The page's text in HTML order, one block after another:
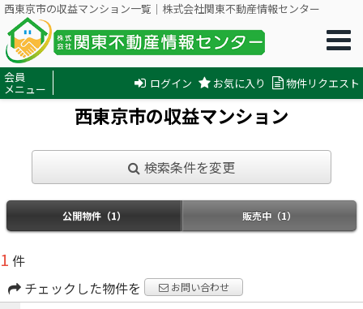
西東京市の収益マンション一覧｜株式会社関東不動産情報センター
会員
メニュー ログイン お気に入り 物件リクエスト
西東京市の収益マンション
検索条件を変更
公開物件（1） 販売中（1）
1 件
チェックした物件を
お問い合わせ